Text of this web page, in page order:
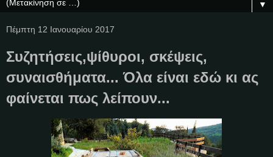
▼
Πέμπτη 12 Ιανουαρίου 2017
Συζητήσεις,ψίθυροι, σκέψεις,
συναισθήματα... Όλα είναι εδώ κι ας
φαίνεται πως λείπουν...